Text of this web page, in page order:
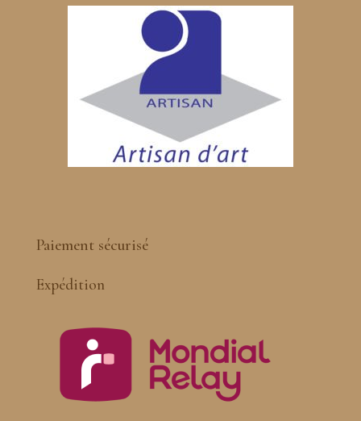
Paiement sécurisé
Expédition